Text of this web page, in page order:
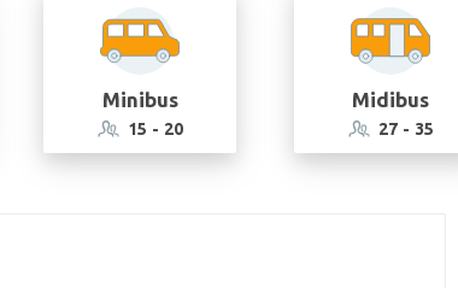
Minibus
15 - 20
Midibus
27 - 35